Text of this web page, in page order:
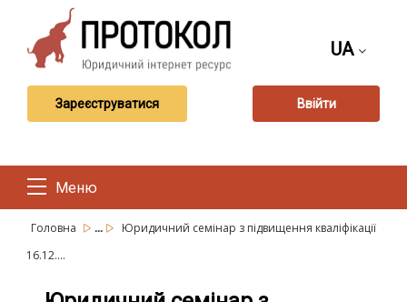
UA
Зареєструватися Ввійти
Меню
Головна ...
Юридичний семінар з підвищення кваліфікації
16.12....